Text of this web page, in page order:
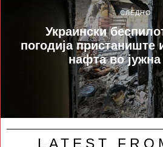
СЛЕДНО
Украински
погодија пристаниште
нафта во јужна
LATEST